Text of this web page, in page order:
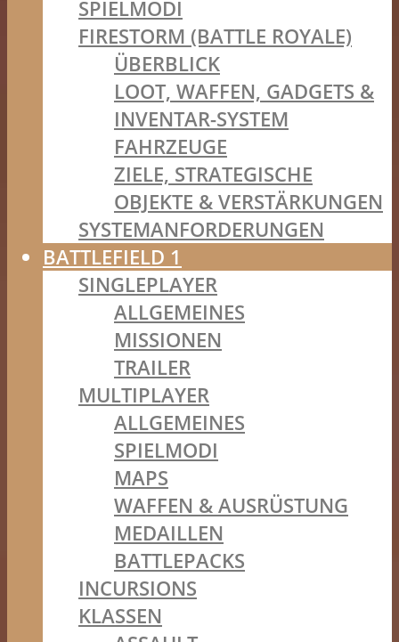
SPIELMODI
FIRESTORM (BATTLE ROYALE)
ÜBERBLICK
LOOT, WAFFEN, GADGETS &
INVENTAR-SYSTEM
FAHRZEUGE
ZIELE, STRATEGISCHE
OBJEKTE & VERSTÄRKUNGEN
SYSTEMANFORDERUNGEN
BATTLEFIELD 1
SINGLEPLAYER
ALLGEMEINES
MISSIONEN
TRAILER
MULTIPLAYER
ALLGEMEINES
SPIELMODI
MAPS
WAFFEN & AUSRÜSTUNG
MEDAILLEN
BATTLEPACKS
INCURSIONS
KLASSEN